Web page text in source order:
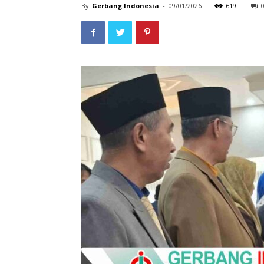
By Gerbang Indonesia - 09/01/2026 619 0